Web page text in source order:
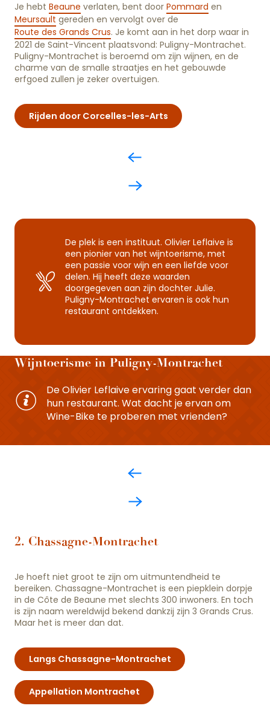
Je hebt Beaune verlaten, bent door Pommard en
Meursault gereden en vervolgt over de
Route des Grands Crus. Je komt aan in het dorp waar in
2021 de Saint-Vincent plaatsvond: Puligny-Montrachet.
Puligny-Montrachet is beroemd om zijn wijnen, en de
charme van de smalle straatjes en het gebouwde
erfgoed zullen je zeker overtuigen.
Rijden door Corcelles-les-Arts
De plek is een instituut. Olivier Leflaive is
een pionier van het wijntoerisme, met
een passie voor wijn en een liefde voor
delen. Hij heeft deze waarden
doorgegeven aan zijn dochter Julie.
Puligny-Montrachet ervaren is ook hun
restaurant ontdekken.
Wijntoerisme in Puligny-Montrachet
De Olivier Leflaive ervaring gaat verder dan
hun restaurant. Wat dacht je ervan om
Wine-Bike te proberen met vrienden?
2. Chassagne-Montrachet
Je hoeft niet groot te zijn om uitmuntendheid te
bereiken. Chassagne-Montrachet is een piepklein dorpje
in de Côte de Beaune met slechts 300 inwoners. En toch
is zijn naam wereldwijd bekend dankzij zijn 3 Grands Crus.
Maar het is meer dan dat.
Langs Chassagne-Montrachet
Appellation Montrachet